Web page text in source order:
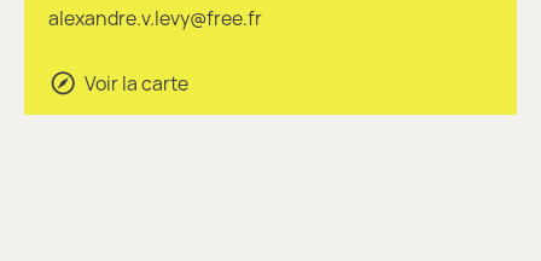
alexandre.v.levy@free.fr
Voir la carte